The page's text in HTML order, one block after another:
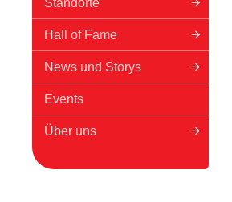
Hall of Fame
News und Storys
Events
Über uns